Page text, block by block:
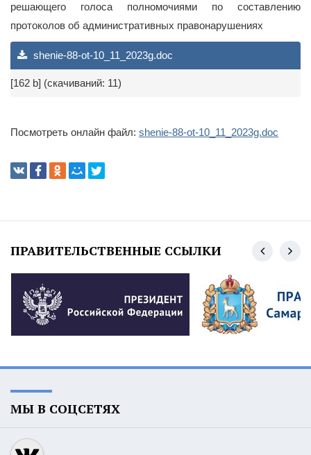
решающего голоса полномочиями по составлению
протоколов об административных правонарушениях
shenie-88-ot-10_11_2023g.doc
[162 b] (cкачиваний: 11)
Посмотреть онлайн файл: shenie-88-ot-10_11_2023g.doc
ПРАВИТЕЛЬСТВЕННЫЕ ССЫЛКИ
МЫ В СОЦСЕТЯХ